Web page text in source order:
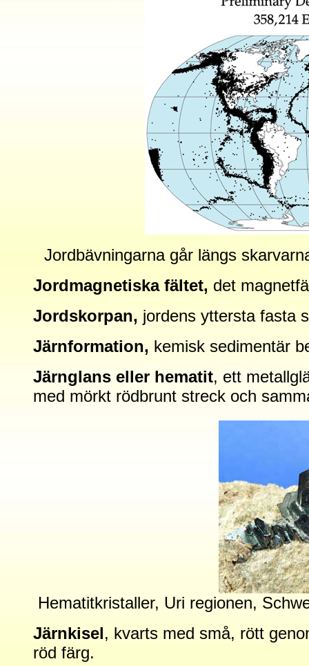
Jordbävningarna går längs
Jordmagnetiska fältet, det
Jordskorpan, jordens yttersta fasta
Järnformation, kemisk sedimentär
Järnglans eller hematit, ett
med mörkt rödbrunt streck och
Hematitkristaller, Uri regionen,
Järnkisel, kvarts med små, rött
röd färg.